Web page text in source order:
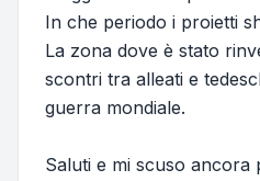
In che periodo i proietti
La zona dove è stato
scontri tra alleati e
guerra mondiale.
Saluti e mi scuso ancora